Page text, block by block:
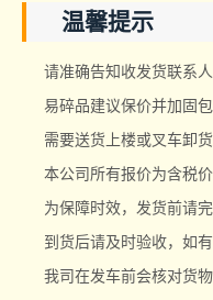
温馨提示
请准确告知收发货联系
易碎品建议保价并加固
需要送货上楼或叉车卸
本公司所有报价为含税
为保障时效，发货前请
到货后请及时验收，如
我司在发车前会核对货